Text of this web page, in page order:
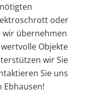
oder
wir übernehmen
Objekte
wir Sie
Sie uns